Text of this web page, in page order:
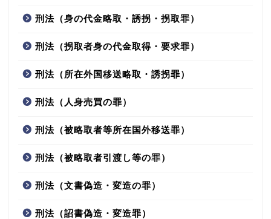
刑法（身の代金略取・誘拐・拐取罪）
刑法（拐取者身の代金取得・要求罪）
刑法（所在外国移送略取・誘拐罪）
刑法（人身売買の罪）
刑法（被略取者等所在国外移送罪）
刑法（被略取者引渡し等の罪）
刑法（文書偽造・変造の罪）
刑法（詔書偽造・変造罪）